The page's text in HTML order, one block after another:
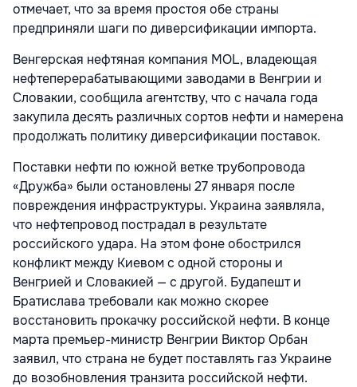
отмечает, что за время простоя обе страны
предприняли шаги по диверсификации импорта.
Венгерская нефтяная компания MOL, владеющая
нефтеперерабатывающими заводами в Венгрии и
Словакии, сообщила агентству, что с начала года
закупила десять различных сортов нефти и намерена
продолжать политику диверсификации поставок.
Поставки нефти по южной ветке трубопровода
«Дружба» были остановлены 27 января после
повреждения инфраструктуры. Украина заявляла,
что нефтепровод пострадал в результате
российского удара. На этом фоне обострился
конфликт между Киевом с одной стороны и
Венгрией и Словакией — с другой. Будапешт и
Братислава требовали как можно скорее
восстановить прокачку российской нефти. В конце
марта премьер-министр Венгрии Виктор Орбан
заявил, что страна не будет поставлять газ Украине
до возобновления транзита российской нефти.